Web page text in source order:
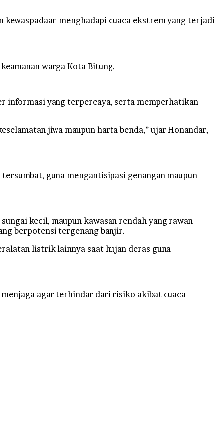
menghadapi cuaca ekstrem yang terjadi
warga Kota Bitung.
informasi yang terpercaya, serta memperhatikan
jiwa maupun harta benda,” ujar Honandar,
guna mengantisipasi genangan maupun
kecil, maupun kawasan rendah yang rawan
berpotensi tergenang banjir.
listrik lainnya saat hujan deras guna
agar terhindar dari risiko akibat cuaca